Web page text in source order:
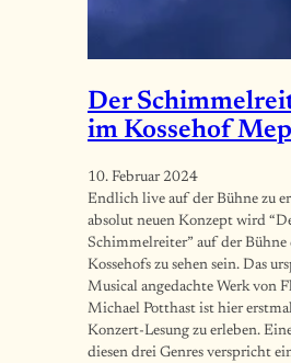
Der
im Kossehof
10. Februar 2024
Endlich live auf der Bühne zu
absolut neuen Konzept wird
Schimmelreiter” auf der Bühne
Kossehofs zu sehen sein. Das
Musical angedachte Werk von
Michael Potthast ist hier
Konzert-Lesung zu erleben.
diesen drei Genres verspricht